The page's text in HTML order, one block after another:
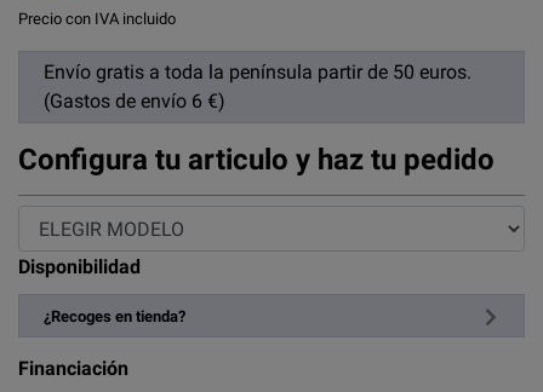
Precio con IVA incluido
Envío gratis a toda la península partir de 50 euros.
(Gastos de envío 6 €)
Configura tu articulo y haz tu pedido
Disponibilidad
¿Recoges en tienda?
Financiación